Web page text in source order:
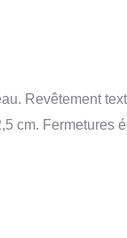
Revêtement
cm. Fermetures